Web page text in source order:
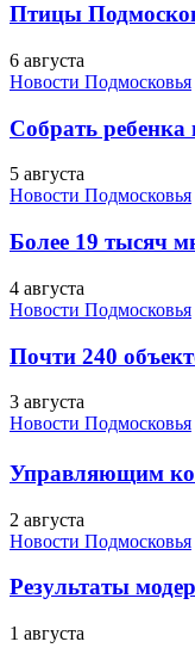
Птицы
6 августа
Новости Подмосковья
Собрать
5 августа
Новости Подмосковья
Более 19 тысяч
4 августа
Новости Подмосковья
Почти 240
3 августа
Новости Подмосковья
Управляющим
2 августа
Новости Подмосковья
Результаты
1 августа